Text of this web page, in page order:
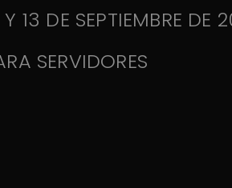
13 DE SEPTIEMBRE DE
SERVIDORES